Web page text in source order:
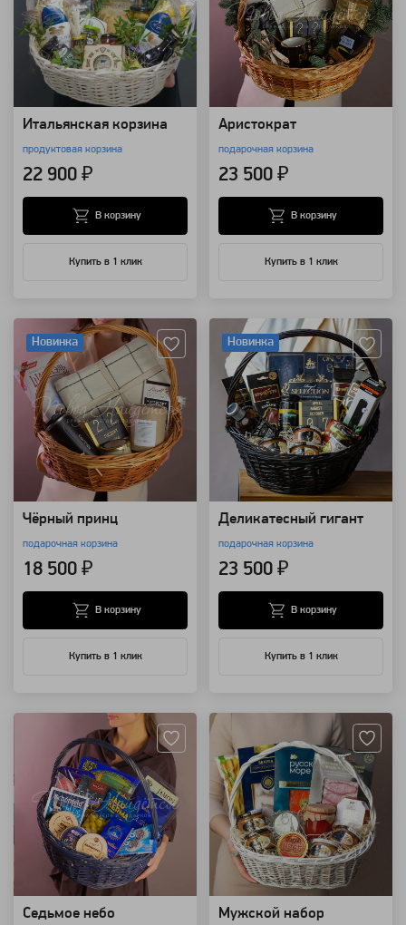
Итальянская корзина
продуктовая корзина
22 900 ₽
Купить в 1 клик
В корзину
Аристократ
подарочная корзина
23 500 ₽
Купить в 1 клик
В корзину
Новинка
Чёрный принц
подарочная корзина
18 500 ₽
Купить в 1 клик
В корзину
Новинка
Деликатесный гигант
подарочная корзина
23 500 ₽
Купить в 1 клик
В корзину
Седьмое небо Мужской набор